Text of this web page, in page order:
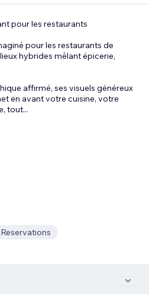
pour les restaurants
pour les restaurants de
hybrides mêlant épicerie,
affirmé, ses visuels généreux
en avant votre cuisine, votre
tout...